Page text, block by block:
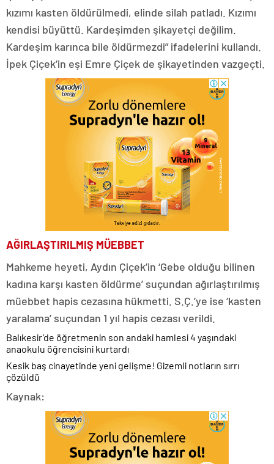
kızımı kasten öldürülmedi, elinde silah patladı. Kızımı
kendisi büyüttü. Kardeşimden şikayetçi değilim.
Kardeşim karınca bile öldürmezdi” ifadelerini kullandı.
İpek Çiçek’in eşi Emre Çiçek de şikayetinden vazgeçti.
AĞIRLAŞTIRILMIŞ MÜEBBET
Mahkeme heyeti, Aydın Çiçek’in ‘Gebe olduğu bilinen
kadına karşı kasten öldürme’ suçundan ağırlaştırılmış
müebbet hapis cezasına hükmetti. S.Ç.’ye ise ‘kasten
yaralama’ suçundan 1 yıl hapis cezası verildi.
Balıkesir’de öğretmenin son andaki hamlesi 4 yaşındaki
anaokulu öğrencisini kurtardı
Kesik baş cinayetinde yeni gelişme! Gizemli notların sırrı
çözüldü
Kaynak: